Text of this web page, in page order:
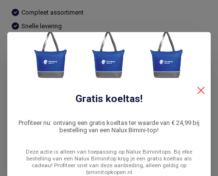
Compleet assortiment
Snelle levering
De laagste prijs
14 dagen bedenktijd
Vergelijk
Reviews
Gratis koeltas!
Profiteer nu: ontvang een gratis koeltas ter waarde van € 24,99 bij
bestelling van een Nalux Bimini-top!
Deze actie is alleen van toepassing op Nalux Biminitops. Bij elke
bestelling van een Nalux Biminitop krijg je een gratis koeltas als
cadeau! Profiteer snel van deze aanbieding, alleen geldig op
biminitopkopen.nl